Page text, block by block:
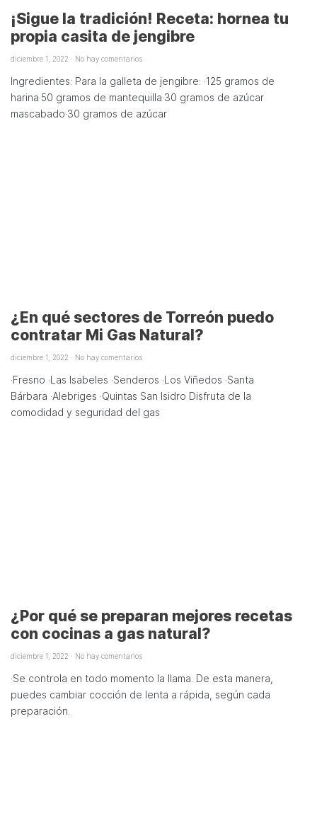
¡Sigue la tradición! Receta: hornea tu
propia casita de jengibre
diciembre 1, 2022 No hay comentarios
Ingredientes: Para la galleta de jengibre: ·125 gramos de
harina·50 gramos de mantequilla·30 gramos de azúcar
mascabado·30 gramos de azúcar
¿En qué sectores de Torreón puedo
contratar Mi Gas Natural?
diciembre 1, 2022 No hay comentarios
·Fresno ·Las Isabeles ·Senderos ·Los Viñedos ·Santa
Bárbara ·Alebriges ·Quintas San Isidro Disfruta de la
comodidad y seguridad del gas
¿Por qué se preparan mejores recetas
con cocinas a gas natural?
diciembre 1, 2022 No hay comentarios
·Se controla en todo momento la llama. De esta manera,
puedes cambiar cocción de lenta a rápida, según cada
preparación.